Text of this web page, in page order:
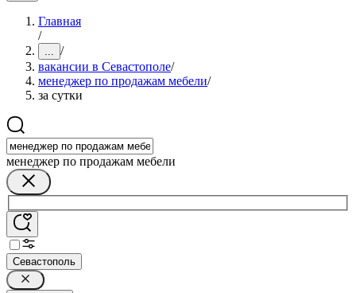
Главная
/
... /
вакансии в Севастополе/
менеджер по продажам мебели/
за сутки
менеджер по продажам мебели
Севастополь